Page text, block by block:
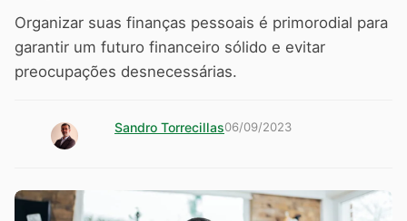
Organizar suas finanças pessoais é primorodial para
garantir um futuro financeiro sólido e evitar
preocupações desnecessárias.
Sandro Torrecillas06/09/2023